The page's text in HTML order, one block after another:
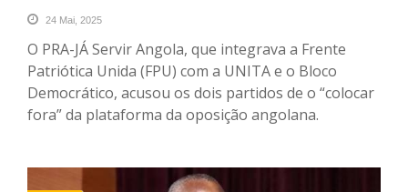
24 Mai, 2025
O PRA-JÁ Servir Angola, que integrava a Frente
Patriótica Unida (FPU) com a UNITA e o Bloco
Democrático, acusou os dois partidos de o “colocar
fora” da plataforma da oposição angolana.